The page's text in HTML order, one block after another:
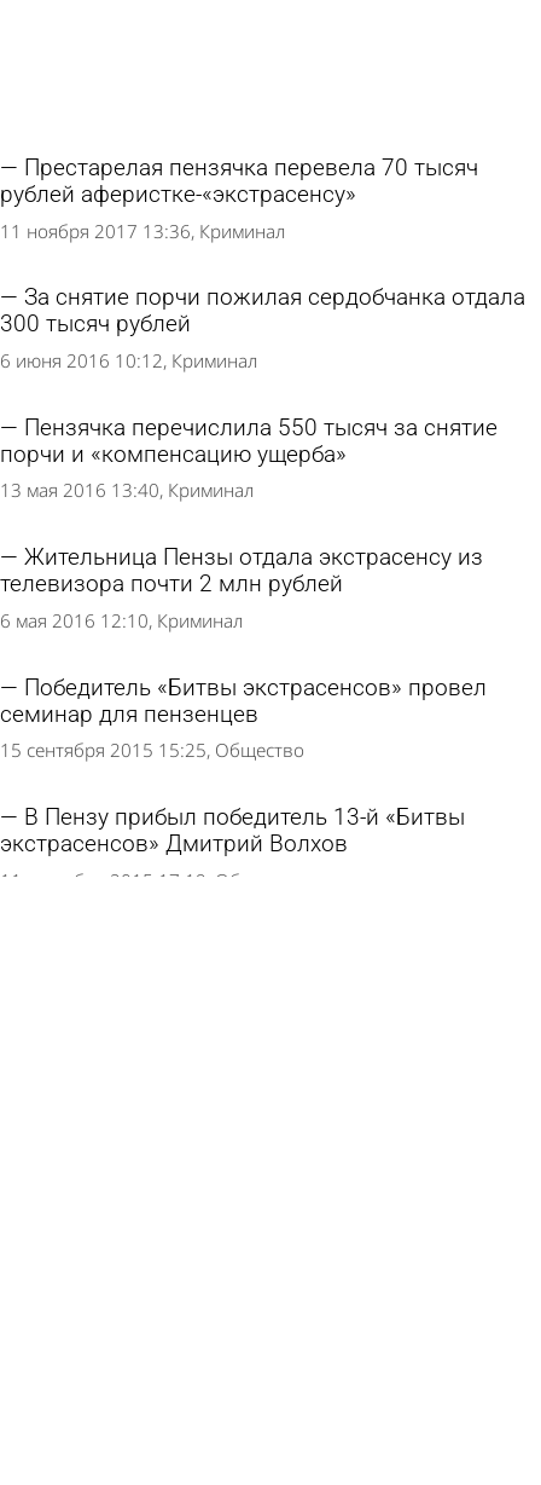
Престарелая пензячка перевела 70 тысяч
рублей аферистке-«экстрасенсу»
11 ноября 2017 13:36 Криминал
За снятие порчи пожилая сердобчанка отдала
300 тысяч рублей
6 июня 2016 10:12 Криминал
Пензячка перечислила 550 тысяч за снятие
порчи и «компенсацию ущерба»
13 мая 2016 13:40 Криминал
Жительница Пензы отдала экстрасенсу из
телевизора почти 2 млн рублей
6 мая 2016 12:10 Криминал
Победитель «Битвы экстрасенсов» провел
семинар для пензенцев
15 сентября 2015 15:25 Общество
В Пензу прибыл победитель 13-й «Битвы
экстрасенсов» Дмитрий Волхов
11 сентября 2015 17:19 Общество